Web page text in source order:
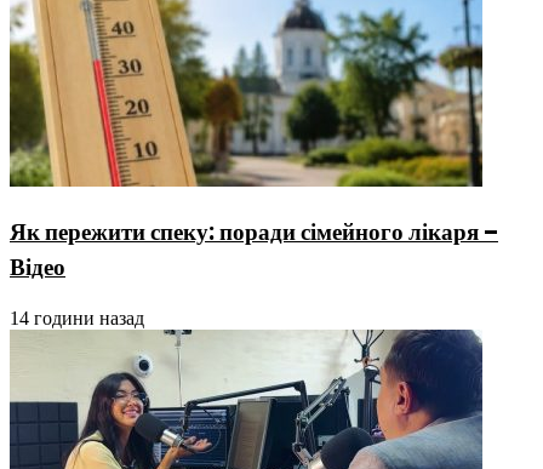
Як пережити спеку: поради сімейного лікаря –
Відео
14 години назад